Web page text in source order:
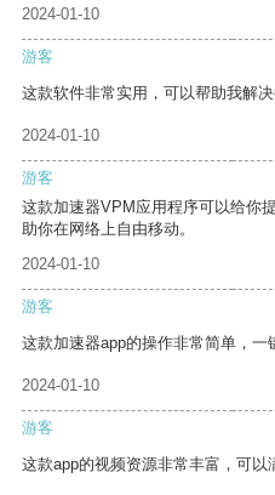
2024-01-10
游客
这款软件非常实用，可以帮助我解决
2024-01-10
游客
这款加速器VPM应用程序可以给你
助你在网络上自由移动。
2024-01-10
游客
这款加速器app的操作非常简单，一
2024-01-10
游客
这款app的视频资源非常丰富，可以